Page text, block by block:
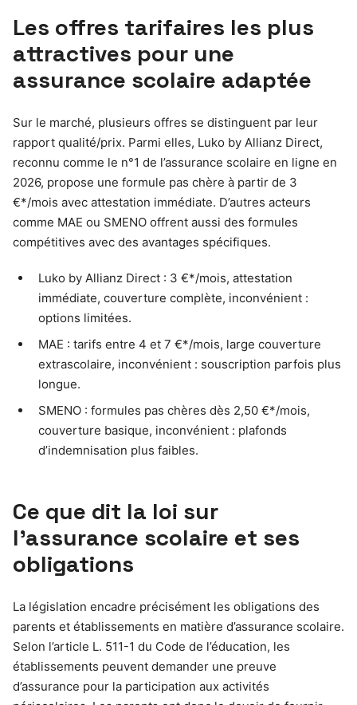
Les offres tarifaires les plus
attractives pour une
assurance scolaire adaptée
Sur le marché, plusieurs offres se distinguent par leur
rapport qualité/prix. Parmi elles, Luko by Allianz Direct,
reconnu comme le n°1 de l’assurance scolaire en ligne en
2026, propose une formule pas chère à partir de 3
€*/mois avec attestation immédiate. D’autres acteurs
comme MAE ou SMENO offrent aussi des formules
compétitives avec des avantages spécifiques.
Luko by Allianz Direct : 3 €*/mois, attestation
immédiate, couverture complète, inconvénient :
options limitées.
MAE : tarifs entre 4 et 7 €*/mois, large couverture
extrascolaire, inconvénient : souscription parfois plus
longue.
SMENO : formules pas chères dès 2,50 €*/mois,
couverture basique, inconvénient : plafonds
d’indemnisation plus faibles.
Ce que dit la loi sur
l’assurance scolaire et ses
obligations
La législation encadre précisément les obligations des
parents et établissements en matière d’assurance scolaire.
Selon l’article L. 511-1 du Code de l’éducation, les
établissements peuvent demander une preuve
d’assurance pour la participation aux activités